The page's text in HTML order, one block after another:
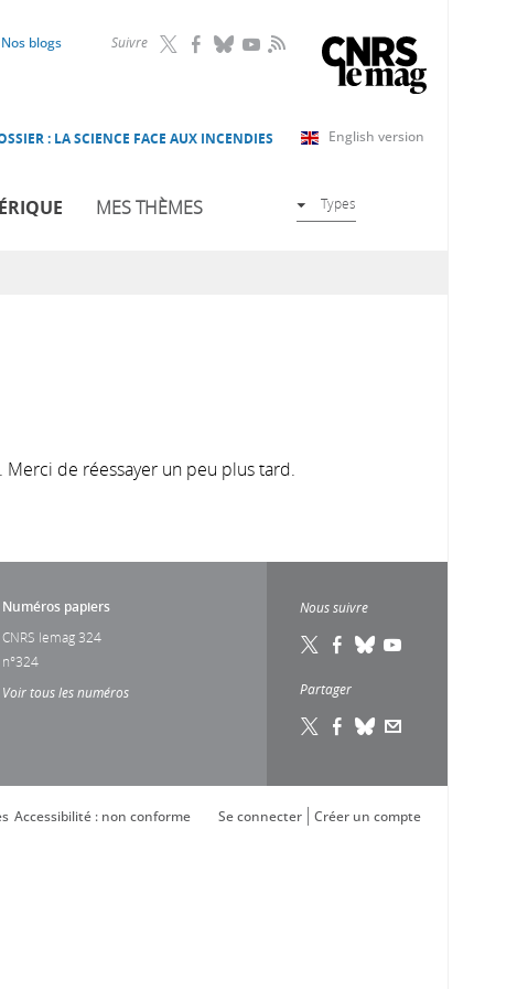
Suivre RSS
Nos blogs
English version
: LA SCIENCE FACE AUX INCENDIES
MES THÈMES Types
de réessayer un peu plus tard.
Numéros papiers
CNRS lemag 324
n°324
Voir tous les numéros
Nous suivre
Partager
Créer un compte
Se connecter
Accessibilité : non conforme